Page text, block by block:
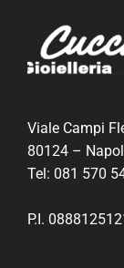
Viale Campi
80124 –
Tel: 081 570
P.I.